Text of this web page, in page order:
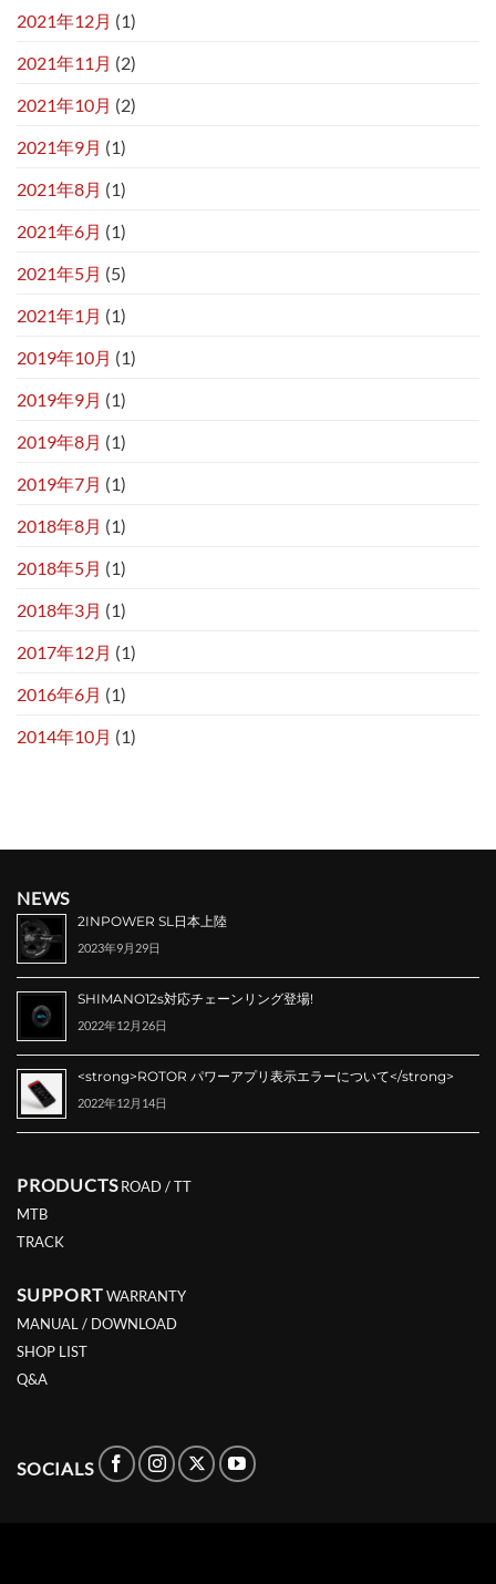
2021年12月 (1)
2021年11月 (2)
2021年10月 (2)
2021年9月 (1)
2021年8月 (1)
2021年6月 (1)
2021年5月 (5)
2021年1月 (1)
2019年10月 (1)
2019年9月 (1)
2019年8月 (1)
2019年7月 (1)
2018年8月 (1)
2018年5月 (1)
2018年3月 (1)
2017年12月 (1)
2016年6月 (1)
2014年10月 (1)
NEWS
2INPOWER SL日本上陸
2023年9月29日
SHIMANO12s対応チェーンリング登場!
2022年12月26日
<strong>ROTOR パワーアプリ表示エラーについて</strong>
2022年12月14日
PRODUCTS ROAD / TT
MTB
TRACK
SUPPORT WARRANTY
MANUAL / DOWNLOAD
SHOP LIST
Q&A
SOCIALS